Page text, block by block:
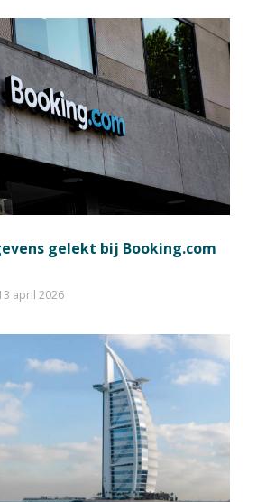
gelekt bij Booking.com
april 2026